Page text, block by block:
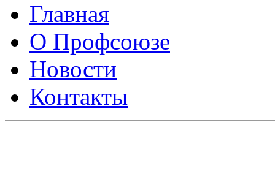
Главная
О Профсоюзе
Новости
Контакты